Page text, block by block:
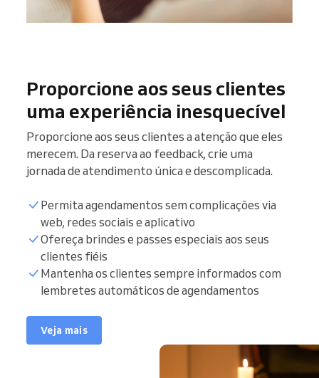
Proporcione aos seus clientes
uma experiência inesquecível
Proporcione aos seus clientes a atenção que eles
merecem. Da reserva ao feedback, crie uma
jornada de atendimento única e descomplicada.
Permita agendamentos sem complicações via
web, redes sociais e aplicativo
Ofereça brindes e passes especiais aos seus
clientes fiéis
Mantenha os clientes sempre informados com
lembretes automáticos de agendamentos
Veja mais